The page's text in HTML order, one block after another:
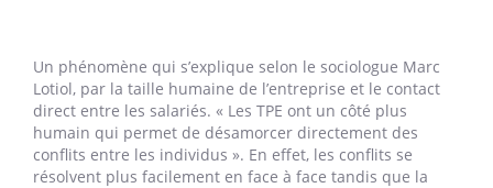
Un phénomène qui s’explique selon le sociologue Marc
Lotiol, par la taille humaine de l’entreprise et le contact
direct entre les salariés. « Les TPE ont un côté plus
humain qui permet de désamorcer directement des
conflits entre les individus ». En effet, les conflits se
résolvent plus facilement en face à face tandis que la